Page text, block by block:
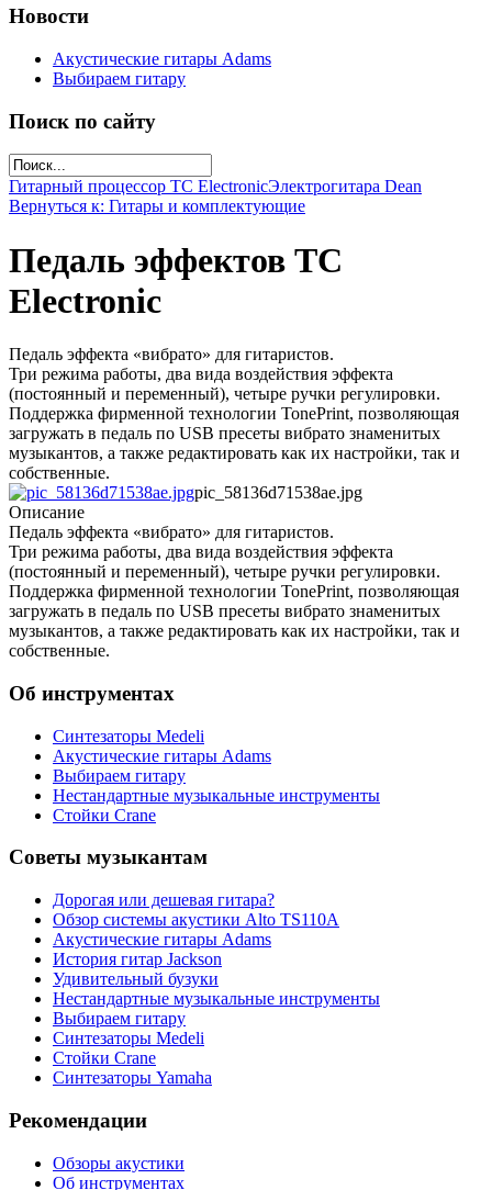
Новости
Акустические гитары Adams
Выбираем гитару
Поиск по сайту
Гитарный процессор TC ElectronicЭлектрогитара Dean
Вернуться к: Гитары и комплектующие
Педаль эффектов TC
Electronic
Педаль эффекта «вибрато» для гитаристов.
Три режима работы, два вида воздействия эффекта
(постоянный и переменный), четыре ручки регулировки.
Поддержка фирменной технологии TonePrint, позволяющая
загружать в педаль по USB пресеты вибрато знаменитых
музыкантов, а также редактировать как их настройки, так и
собственные.
pic_58136d71538ae.jpg
Описание
Педаль эффекта «вибрато» для гитаристов.
Три режима работы, два вида воздействия эффекта
(постоянный и переменный), четыре ручки регулировки.
Поддержка фирменной технологии TonePrint, позволяющая
загружать в педаль по USB пресеты вибрато знаменитых
музыкантов, а также редактировать как их настройки, так и
собственные.
Об инструментах
Синтезаторы Мedeli
Акустические гитары Adams
Выбираем гитару
Нестандартные музыкальные инструменты
Стойки Crane
Советы музыкантам
Дорогая или дешевая гитара?
Обзор системы акустики Alto TS110A
Акустические гитары Adams
История гитар Jackson
Удивительный бузуки
Нестандартные музыкальные инструменты
Выбираем гитару
Синтезаторы Мedeli
Стойки Crane
Синтезаторы Yamaha
Рекомендации
Обзоры акустики
Об инструментах